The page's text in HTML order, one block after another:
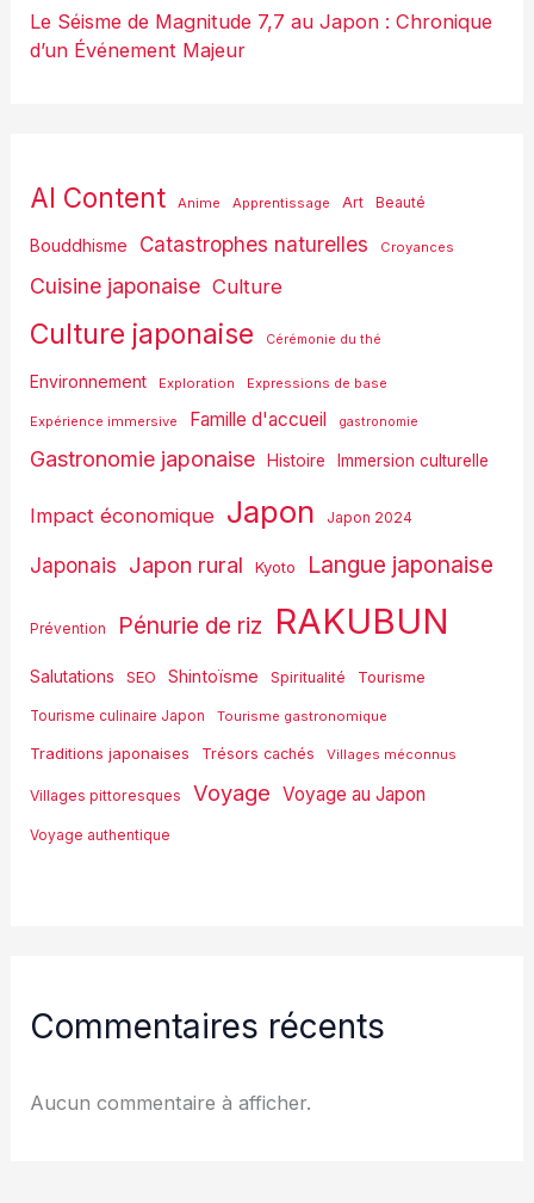
Le Séisme de Magnitude 7,7 au Japon : Chronique
d’un Événement Majeur
AI Content Anime Apprentissage Art Beauté
Bouddhisme Catastrophes naturelles Croyances
Cuisine japonaise Culture
Culture japonaise Cérémonie du thé
Environnement Exploration Expressions de base
Expérience immersive Famille d'accueil gastronomie
Gastronomie japonaise Histoire Immersion culturelle
Impact économique Japon Japon 2024
Japonais Japon rural Kyoto Langue japonaise
Prévention Pénurie de riz RAKUBUN
Salutations SEO Shintoïsme Spiritualité Tourisme
Tourisme culinaire Japon Tourisme gastronomique
Traditions japonaises Trésors cachés Villages méconnus
Villages pittoresques Voyage Voyage au Japon
Voyage authentique
Commentaires récents
Aucun commentaire à afficher.